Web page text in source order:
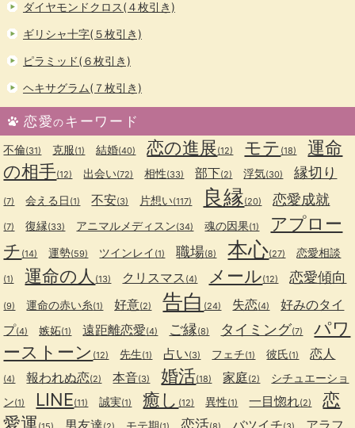
ダイヤモンドクロス(４枚引き)
ギリシャ十字(５枚引き)
ピラミッド(６枚引き)
ヘキサグラム(７枚引き)
恋愛のキーワード
不倫(31) 克服(1) 結婚(40) 恋の進展(12) モテ (18)
運命
の相手(12) 出会い(72) 相性(33) 部下(2) 浮気(30) 縁切り
(7) 会える日 (1) 不安(3) 片想い(117) 良縁(20) 恋愛成就
(7) 復縁(33) アニマルメディスン(34) 魂の因果(1)
アプロー
チ (14) 運勢(59) ツインレイ (1) 職場(8) 本心(27) 恋愛相談
(1) 運命の人 (13) クリスマス (4) メール(12) 恋愛傾向
(9) 運命の赤い糸(1) 好意(2) 告白 (24) 失恋(4)
好みのタイ
プ(4) 嫉妬(1) 遠距離恋愛(4) ご縁(8) タイミング(7)
パワ
ーストーン (12) 先生(1) 占い(3) フェチ(1) 彼氏(1) 恋人
(4) 報われぬ恋(2) 本音(3) 婚活(18) 家庭(2)
シチュエーショ
ン(1) LINE(11) 誠実(1) 癒し (12) 異性(1) 一目惚れ(2)
恋
愛運
男友達 モテ期 恋活 バツイチ
アラフ